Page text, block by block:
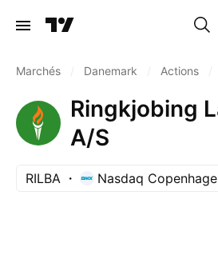
Marchés Danemark Actions
Ringkjobing
A/S
RILBA Nasdaq